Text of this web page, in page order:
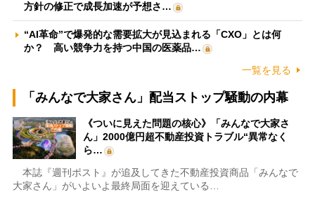
方針の修正で成長加速が予想さ…
“AI革命”で爆発的な需要拡大が見込まれる「CXO」とは何
か？ 高い競争力を持つ中国の医薬品…
一覧を見る
「みんなで大家さん」配当ストップ騒動の内幕
《ついに見えた問題の核心》「みんなで大家さ
ん」2000億円超不動産投資トラブル“異常なく
ら…
本誌『週刊ポスト』が追及してきた不動産投資商品「みんなで
大家さん」がいよいよ最終局面を迎えている…